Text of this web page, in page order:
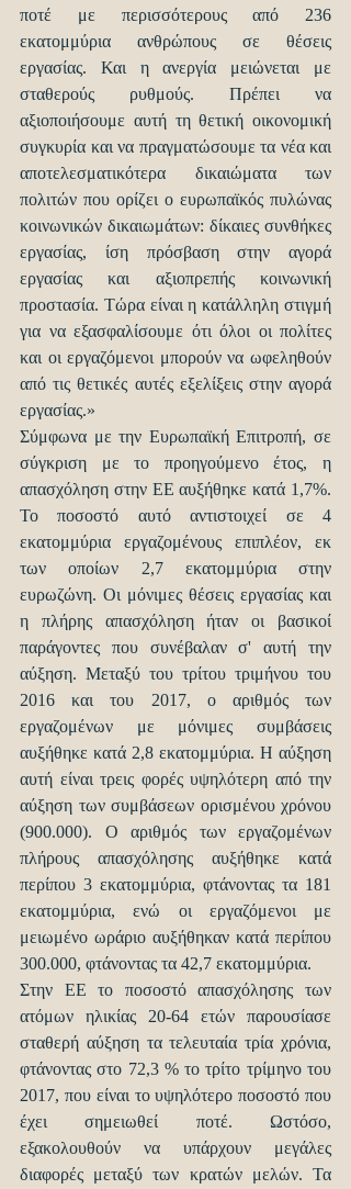
ποτέ με περισσότερους από 236
εκατομμύρια ανθρώπους σε θέσεις
εργασίας. Και η ανεργία μειώνεται με
σταθερούς ρυθμούς. Πρέπει να
αξιοποιήσουμε αυτή τη θετική οικονομική
συγκυρία και να πραγματώσουμε τα νέα και
αποτελεσματικότερα δικαιώματα των
πολιτών που ορίζει ο ευρωπαϊκός πυλώνας
κοινωνικών δικαιωμάτων: δίκαιες συνθήκες
εργασίας, ίση πρόσβαση στην αγορά
εργασίας και αξιοπρεπής κοινωνική
προστασία. Τώρα είναι η κατάλληλη στιγμή
για να εξασφαλίσουμε ότι όλοι οι πολίτες
και οι εργαζόμενοι μπορούν να ωφεληθούν
από τις θετικές αυτές εξελίξεις στην αγορά
εργασίας.»
Σύμφωνα με την Ευρωπαϊκή Επιτροπή, σε
σύγκριση με το προηγούμενο έτος, η
απασχόληση στην ΕΕ αυξήθηκε κατά 1,7%.
Το ποσοστό αυτό αντιστοιχεί σε 4
εκατομμύρια εργαζομένους επιπλέον, εκ
των οποίων 2,7 εκατομμύρια στην
ευρωζώνη. Οι μόνιμες θέσεις εργασίας και
η πλήρης απασχόληση ήταν οι βασικοί
παράγοντες που συνέβαλαν σ' αυτή την
αύξηση. Μεταξύ του τρίτου τριμήνου του
2016 και του 2017, ο αριθμός των
εργαζομένων με μόνιμες συμβάσεις
αυξήθηκε κατά 2,8 εκατομμύρια. Η αύξηση
αυτή είναι τρεις φορές υψηλότερη από την
αύξηση των συμβάσεων ορισμένου χρόνου
(900.000). Ο αριθμός των εργαζομένων
πλήρους απασχόλησης αυξήθηκε κατά
περίπου 3 εκατομμύρια, φτάνοντας τα 181
εκατομμύρια, ενώ οι εργαζόμενοι με
μειωμένο ωράριο αυξήθηκαν κατά περίπου
300.000, φτάνοντας τα 42,7 εκατομμύρια.
Στην ΕΕ το ποσοστό απασχόλησης των
ατόμων ηλικίας 20-64 ετών παρουσίασε
σταθερή αύξηση τα τελευταία τρία χρόνια,
φτάνοντας στο 72,3 % το τρίτο τρίμηνο του
2017, που είναι το υψηλότερο ποσοστό που
έχει σημειωθεί ποτέ. Ωστόσο,
εξακολουθούν να υπάρχουν μεγάλες
διαφορές μεταξύ των κρατών μελών. Τα